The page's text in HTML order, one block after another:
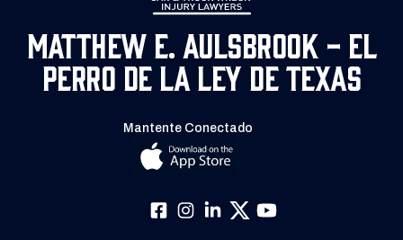
Matthew E. Aulsbrook - El
Perro de la Ley de Texas
Mantente Conectado